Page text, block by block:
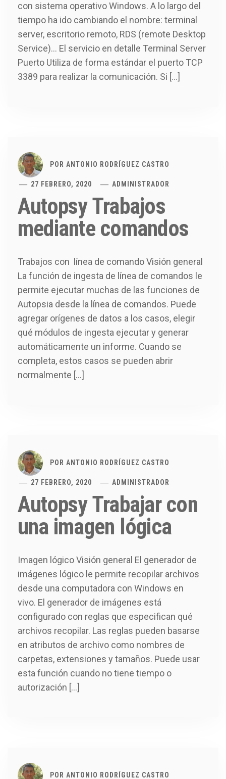
con sistema operativo Windows. A lo largo del
tiempo ha ido cambiando el nombre: terminal
server, escritorio remoto, RDS (remote Desktop
Service)… El servicio en detalle Terminal Server
Puerto Utiliza de forma estándar el puerto TCP
3389 para realizar la comunicación. Si […]
POR ANTONIO RODRÍGUEZ CASTRO
27 FEBRERO, 2020 ADMINISTRADOR
Autopsy Trabajos
mediante comandos
Trabajos con línea de comando Visión general
La función de ingesta de línea de comandos le
permite ejecutar muchas de las funciones de
Autopsia desde la línea de comandos. Puede
agregar orígenes de datos a los casos, elegir
qué módulos de ingesta ejecutar y generar
automáticamente un informe. Cuando se
completa, estos casos se pueden abrir
normalmente […]
POR ANTONIO RODRÍGUEZ CASTRO
27 FEBRERO, 2020 ADMINISTRADOR
Autopsy Trabajar con
una imagen lógica
Imagen lógico Visión general El generador de
imágenes lógico le permite recopilar archivos
desde una computadora con Windows en
vivo. El generador de imágenes está
configurado con reglas que especifican qué
archivos recopilar. Las reglas pueden basarse
en atributos de archivo como nombres de
carpetas, extensiones y tamaños. Puede usar
esta función cuando no tiene tiempo o
autorización […]
POR ANTONIO RODRÍGUEZ CASTRO